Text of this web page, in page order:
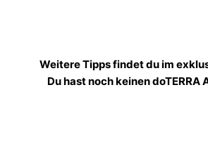
Weitere Tipps findet du im
Du hast noch keinen
helfen dir gerne weiter!